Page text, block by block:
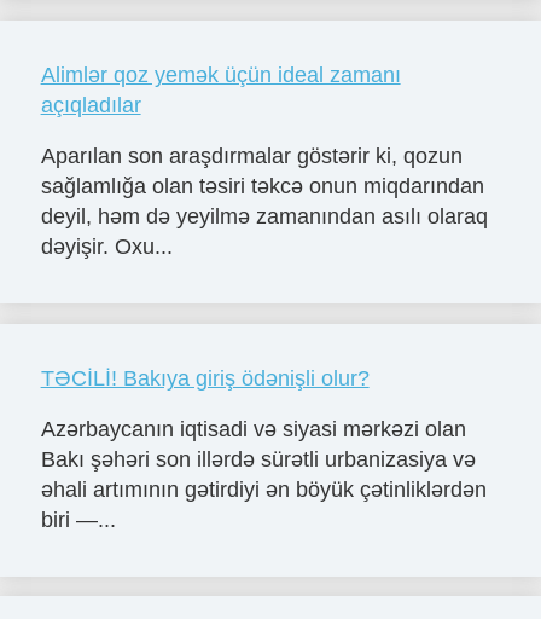
Alimlər qoz yemək üçün ideal zamanı
açıqladılar
Aparılan son araşdırmalar göstərir ki, qozun
sağlamlığa olan təsiri təkcə onun miqdarından
deyil, həm də yeyilmə zamanından asılı olaraq
dəyişir. Oxu...
TƏCİLİ! Bakıya giriş ödənişli olur?
Azərbaycanın iqtisadi və siyasi mərkəzi olan
Bakı şəhəri son illərdə sürətli urbanizasiya və
əhali artımının gətirdiyi ən böyük çətinliklərdən
biri —...